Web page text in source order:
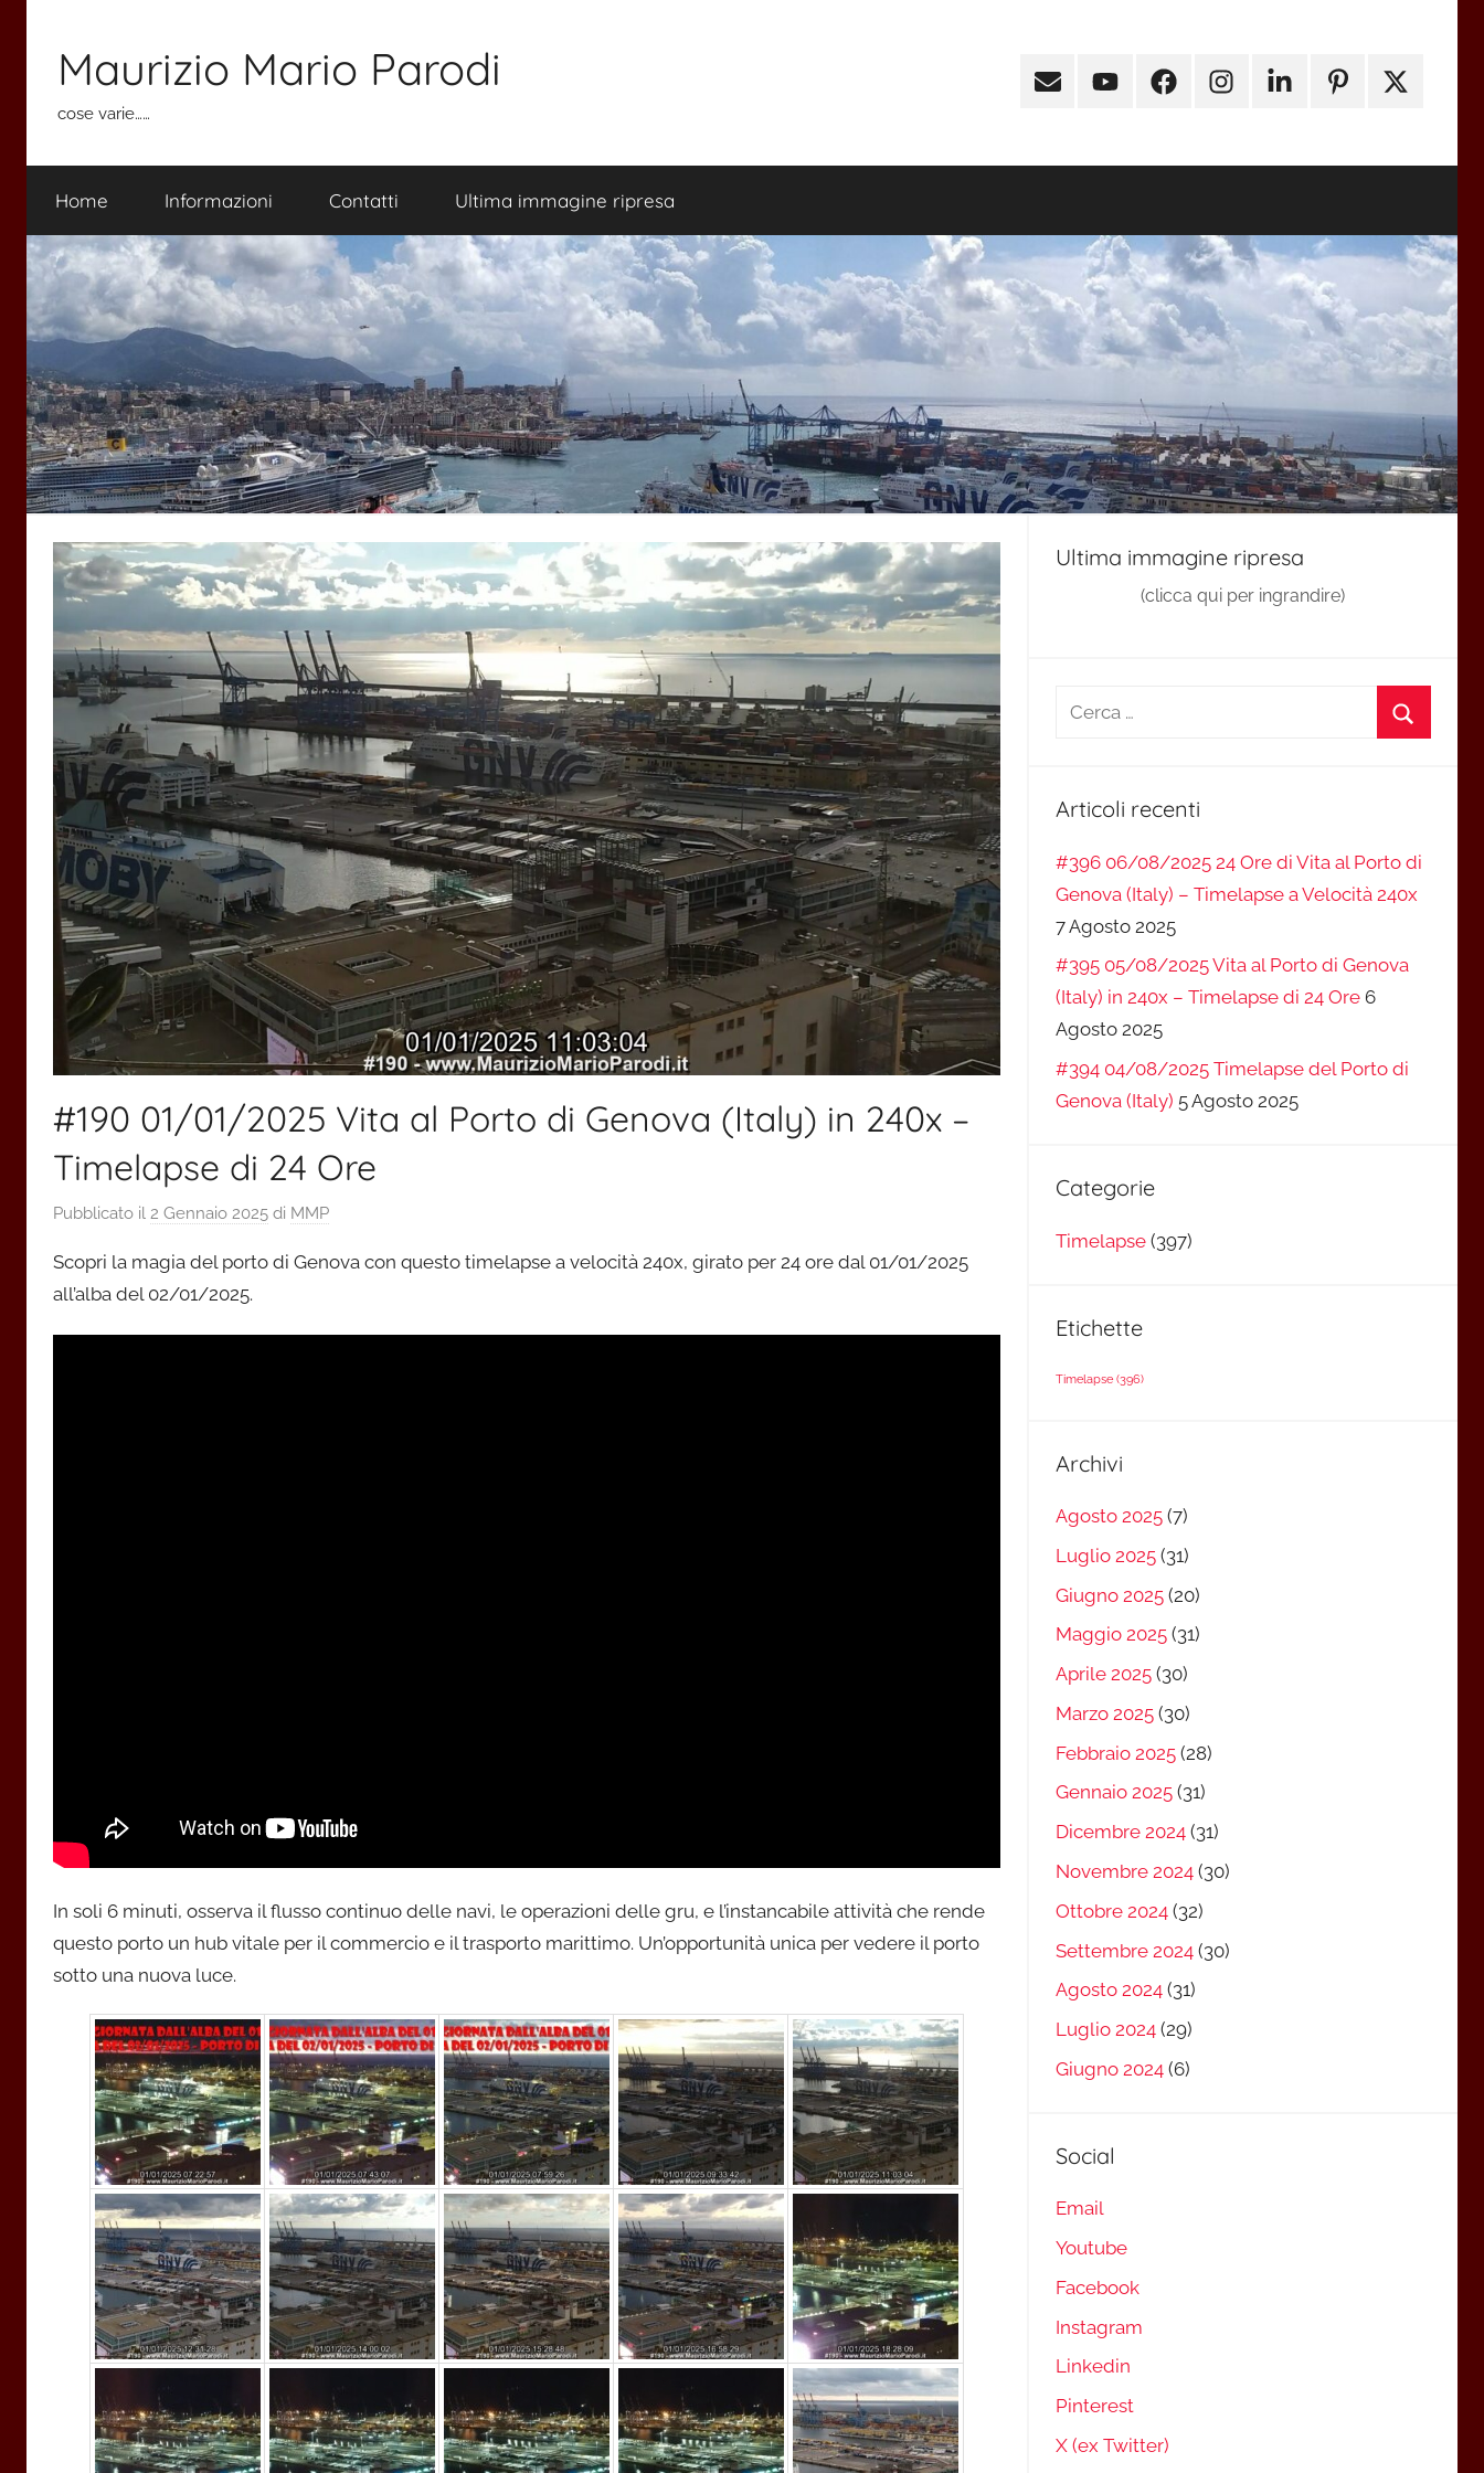
contenuto
Maurizio Mario Parodi
cose varie……
Email YoutubeFacebookInstagramLinkedinPinterest
X
Home Informazioni Contatti Ultima immagine ripresa
#190 01/01/2025 Vita al Porto di Genova (Italy) in 240x –
Timelapse di 24 Ore
Pubblicato il 2 Gennaio 2025 di MMP
Scopri la magia del porto di Genova con questo timelapse a velocità 240x, girato per 24 ore dal 01/01/2025
all’alba del 02/01/2025.
In soli 6 minuti, osserva il flusso continuo delle navi, le operazioni delle gru, e l’instancabile attività che rende
questo porto un hub vitale per il commercio e il trasporto marittimo. Un’opportunità unica per vedere il porto
sotto una nuova luce.
Ultima immagine ripresa
(clicca qui per ingrandire)
Ricerca
Articoli recenti
#396 06/08/2025 24 Ore di Vita al Porto di
Genova (Italy) – Timelapse a Velocità 240x
7 Agosto 2025
#395 05/08/2025 Vita al Porto di Genova
(Italy) in 240x – Timelapse di 24 Ore 6
Agosto 2025
#394 04/08/2025 Timelapse del Porto di
Genova (Italy) 5 Agosto 2025
Categorie
Timelapse(397)
Etichette
Timelapse(396)
Archivi
Agosto 2025(7)
Luglio 2025(31)
Giugno 2025(20)
Maggio 2025(31)
Aprile 2025(30)
Marzo 2025(30)
Febbraio 2025(28)
Gennaio 2025(31)
Dicembre 2024(31)
Novembre 2024(30)
Ottobre 2024(32)
Settembre 2024(30)
Agosto 2024(31)
Luglio 2024(29)
Giugno 2024(6)
Social
Email
Youtube
Facebook
Instagram
Linkedin
Pinterest
X (ex Twitter)